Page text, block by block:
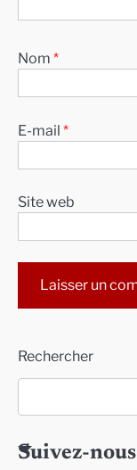
Nom *
E-mail *
Site web
Rechercher
Suivez-nous